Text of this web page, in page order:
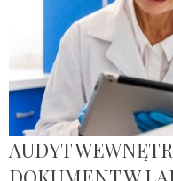
AUDYT